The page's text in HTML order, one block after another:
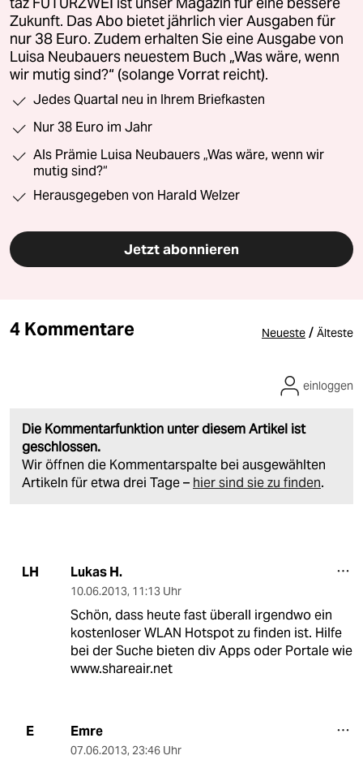
Zukunft. Das Abo bietet jährlich vier Ausgaben für
nur 38 Euro. Zudem erhalten Sie eine Ausgabe von
Luisa Neubauers neuestem Buch „Was wäre, wenn
wir mutig sind?“ (solange Vorrat reicht).
Jedes Quartal neu in Ihrem Briefkasten
Nur 38 Euro im Jahr
Als Prämie Luisa Neubauers „Was wäre, wenn wir
mutig sind?“
Herausgegeben von Harald Welzer
Jetzt abonnieren
4 Kommentare Neueste / Älteste
Die Kommentarfunktion unter diesem Artikel ist
geschlossen.
Wir öffnen die Kommentarspalte bei ausgewählten
Artikeln für etwa drei Tage – hier sind sie zu finden.
einloggen
LH Lukas H.
10.06.2013, 11:13 Uhr
Schön, dass heute fast überall irgendwo ein
kostenloser WLAN Hotspot zu finden ist. Hilfe
bei der Suche bieten div Apps oder Portale wie
www.shareair.net
E Emre
07.06.2013, 23:46 Uhr